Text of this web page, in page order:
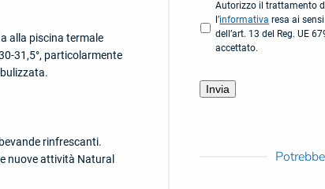
alla piscina termale
31,5°, particolarmente
rinfrescanti.
nuove attività Natural
Autorizzo il trattamento
l’informativa resa ai
dell’art. 13 del Reg. UE
accettato.